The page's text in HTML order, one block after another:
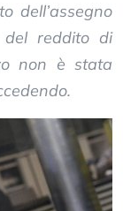
dell’assegno
del reddito di
non è stata